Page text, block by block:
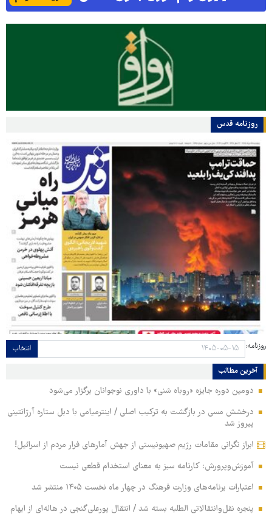
روزنامه قدس
روزنامه: انتخاب
آخرین مطالب
دومین دوره جایزه «روباه شنی» با داوری نوجوانان برگزار می‌شود
درخشش مسی در بازگشت به ترکیب اصلی / اینترمیامی با دبل ستاره آرژانتینی
پیروز شد
ابراز نگرانی مقامات رژیم صهیونیستی از جهش آمارهای فرار مردم از اسرائیل!
آموزش‌وپرورش: کارنامه سبز به معنای استخدام قطعی نیست
اعتبارات برنامه‌های وزارت فرهنگ در چهار ماه نخست ۱۴۰۵ منتشر شد
پنجره نقل‌وانتقالاتی الطلبه بسته شد / انتقال پورعلی‌گنجی در هاله‌ای از ابهام